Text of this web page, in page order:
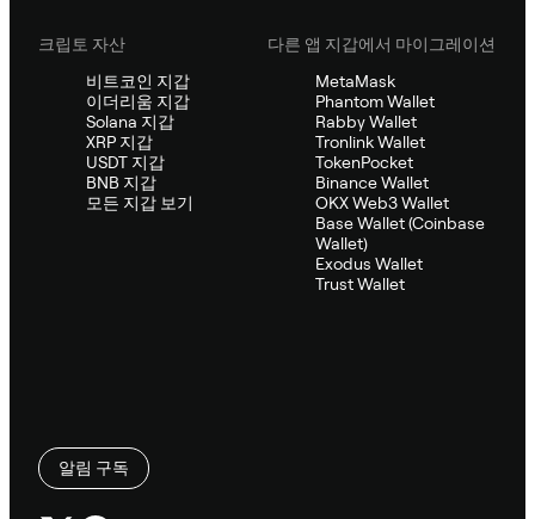
크립토 자산
비트코인 지갑
이더리움 지갑
Solana 지갑
XRP 지갑
USDT 지갑
BNB 지갑
모든 지갑 보기
다른 앱 지갑에서 마이그레이션
MetaMask
Phantom Wallet
Rabby Wallet
Tronlink Wallet
TokenPocket
Binance Wallet
OKX Web3 Wallet
Base Wallet (Coinbase
Wallet)
Exodus Wallet
Trust Wallet
알림 구독